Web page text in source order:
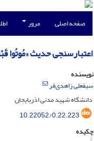
صفحه اصلی مرور
اعتبار‌سنجی حدیث «مُوتُوا
نویسنده
سیفعلی زاهدی‌فر
دانشگاه شهید مدنی اذربایجان
10.22052/0.22.223
چکیده